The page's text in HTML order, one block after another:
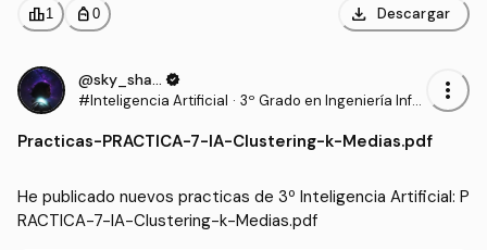
leaderboard1 personal_bag 0 download Descargar
@sky_shadow
verified
#Inteligencia Artificial · 3º Grado en Ingeniería Infor
ware (US)
more_vert
Practicas-PRACTICA-7-IA-Clustering-k-Medias.pdf
He publicado nuevos practicas de 3º Inteligencia Artificial: P
RACTICA-7-IA-Clustering-k-Medias.pdf